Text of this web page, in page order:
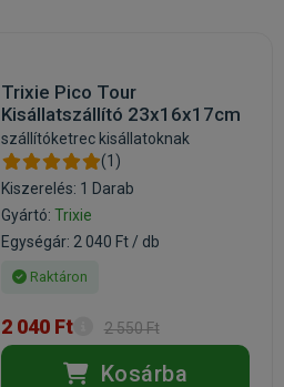
Trixie Pico Tour
Kisállatszállító 23x16x17cm
szállítóketrec kisállatoknak
(1)
Kiszerelés: 1 Darab
Gyártó: Trixie
Egységár: 2 040 Ft / db
Raktáron
2 040 Ft 2 550 Ft
Kosárba